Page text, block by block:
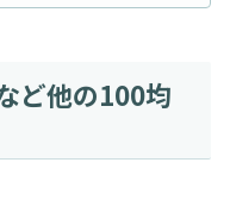
ど他の100均